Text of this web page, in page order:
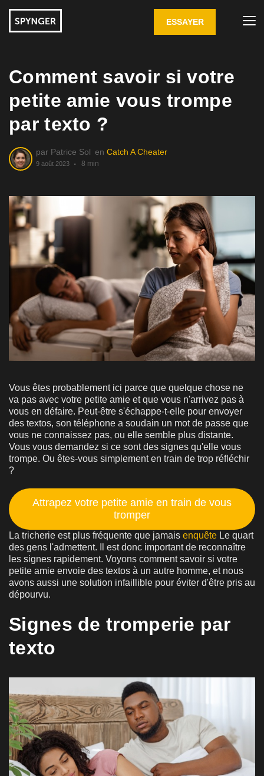
ESSAYER
Comment savoir si votre
petite amie vous trompe
par texto ?
par Patrice Sol en Catch A Cheater
9 août 2023 8 min
Vous êtes probablement ici parce que quelque chose ne
va pas avec votre petite amie et que vous n'arrivez pas à
vous en défaire. Peut-être s'échappe-t-elle pour envoyer
des textos, son téléphone a soudain un mot de passe que
vous ne connaissez pas, ou elle semble plus distante.
Vous vous demandez si ce sont des signes qu'elle vous
trompe. Ou êtes-vous simplement en train de trop réfléchir
?
Attrapez votre petite amie en train de vous
tromper
La tricherie est plus fréquente que jamais enquête Le quart
des gens l'admettent. Il est donc important de reconnaître
les signes rapidement. Voyons comment savoir si votre
petite amie envoie des textos à un autre homme, et nous
avons aussi une solution infaillible pour éviter d'être pris au
dépourvu.
Signes de tromperie par
texto